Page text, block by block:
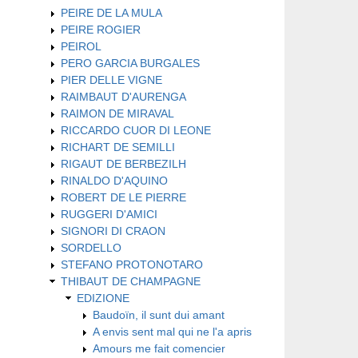
PEIRE DE LA MULA
PEIRE ROGIER
PEIROL
PERO GARCIA BURGALES
PIER DELLE VIGNE
RAIMBAUT D'AURENGA
RAIMON DE MIRAVAL
RICCARDO CUOR DI LEONE
RICHART DE SEMILLI
RIGAUT DE BERBEZILH
RINALDO D'AQUINO
ROBERT DE LE PIERRE
RUGGERI D'AMICI
SIGNORI DI CRAON
SORDELLO
STEFANO PROTONOTARO
THIBAUT DE CHAMPAGNE
EDIZIONE
Baudoïn, il sunt dui amant
A envis sent mal qui ne l'a apris
Amours me fait comencier